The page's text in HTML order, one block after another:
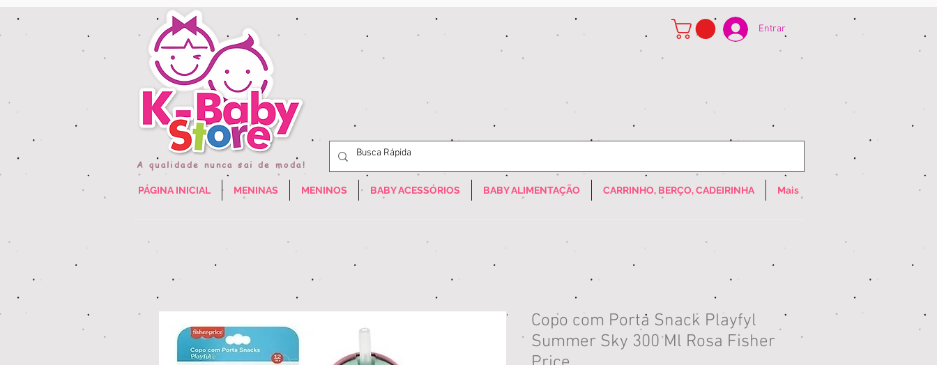
A qualidade nunca sai de moda!
Entrar
PÁGINA INICIAL MENINAS MENINOS BABY ACESSÓRIOS BABY ALIMENTAÇÃO CARRINHO, BERÇO, CADEIRINHA Mais
Copo com Porta Snack Playfyl
Summer Sky 300 Ml Rosa Fisher